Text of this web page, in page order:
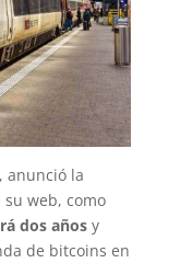
anunció la
web, como
dos añosy
de bitcoins en